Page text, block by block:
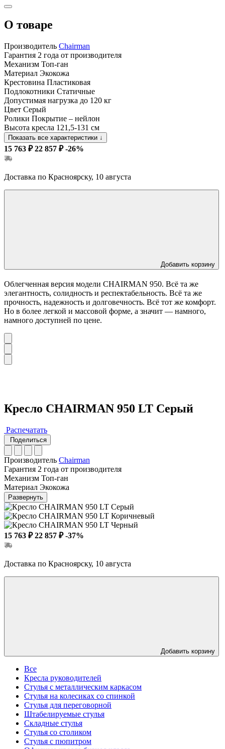
О товаре
Производитель Chairman
Гарантия 2 года от производителя
Механизм Топ-ган
Материал Экокожа
Крестовина Пластиковая
Подлокотники Статичные
Допустимая нагрузка до 120 кг
Цвет Серый
Ролики Покрытие – нейлон
Высота кресла 121,5-131 см
Показать все характеристики ↓
15 763 ₽ 22 857 ₽ -26%
Доставка по Красноярску, 10 августа
Добавить корзину
Облегченная версия модели CHAIRMAN 950. Всё та же
элегантность, солидность и респектабельность. Всё та же
прочность, надежность и долговечность. Всё тот же комфорт.
Но в более легкой и массовой форме, а значит — намного,
намного доступней по цене.
Кресло CHAIRMAN 950 LT Серый
Распечатать
Поделиться
Производитель Chairman
Гарантия 2 года от производителя
Механизм Топ-ган
Материал Экокожа
Развернуть
15 763 ₽ 22 857 ₽ -37%
Доставка по Красноярску, 10 августа
Добавить корзину
Все
Кресла руководителей
Стулья с металлическим каркасом
Стулья на колесиках со спинкой
Стулья для переговорной
Штабелируемые стулья
Складные стулья
Стулья со столиком
Стулья с пюпитром